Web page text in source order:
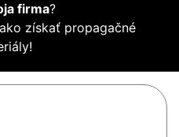
firma?
získať propagačné